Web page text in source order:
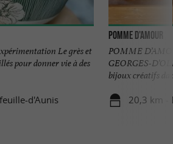
Le grès et
pour donner vie à des
d'Aunis
Pomme d'amour
POMME
GEORGES-
bijoux créatifs
20,3 km -